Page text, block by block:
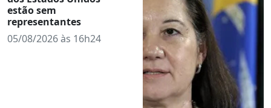
estão sem
representantes
05/08/2026 às 16h24